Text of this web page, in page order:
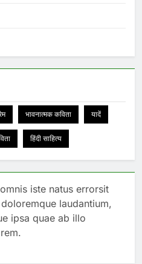
भावनात्मक कविता यादें
हिंदी साहित्य
iste natus errorsit
laudantium,
ipsa quae ab illo